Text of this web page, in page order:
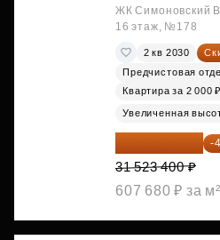
ЖК Симоновский
16 этаж, №178
2 кв 2030
Предчистовая
Квартира за 2 000
Увеличенная
30 262 464 ₽ -
31 523 400 ₽
607 680 ₽ за м²